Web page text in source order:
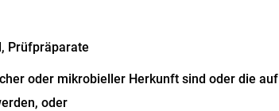
Prüfpräparate
oder mikrobieller Herkunft sind oder die auf
oder